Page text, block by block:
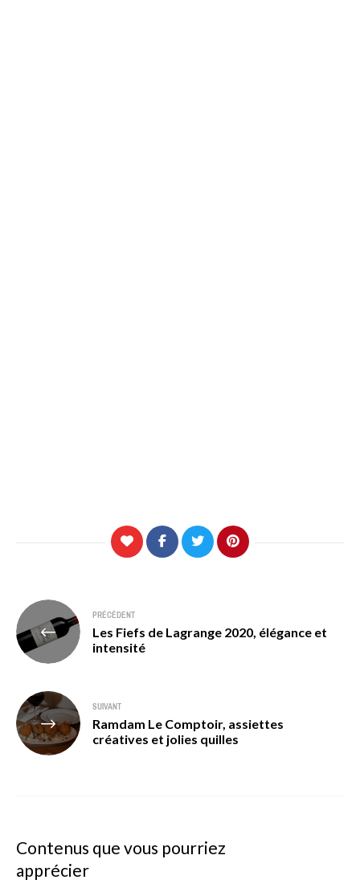
Navigation
de
l’article
PRÉCÉDENT
Les Fiefs de Lagrange 2020, élégance et
intensité
SUIVANT
Ramdam Le Comptoir, assiettes
créatives et jolies quilles
Contenus que vous pourriez
apprécier